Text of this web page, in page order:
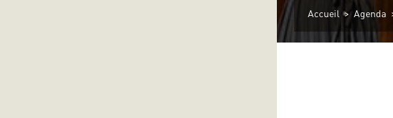
Accueil > Agenda